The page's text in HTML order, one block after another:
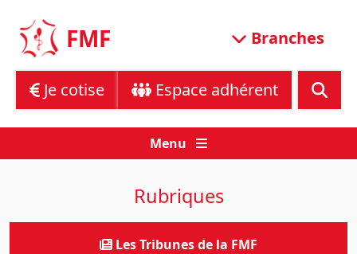
content
FMF Branches
Je cotise Espace adhérent
Menu
Rubriques
Les Tribunes de la FMF